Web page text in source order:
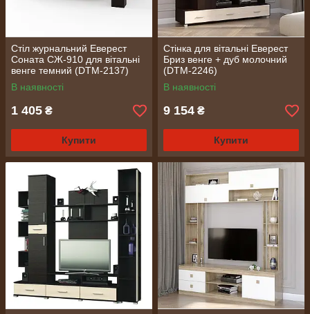
Стіл журнальний Еверест
Соната СЖ-910 для вітальні
венге темний (DTM-2137)
В наявності
1 405 ₴
Купити
Стінка для вітальні Еверест
Бриз венге + дуб молочний
(DTM-2246)
В наявності
9 154 ₴
Купити